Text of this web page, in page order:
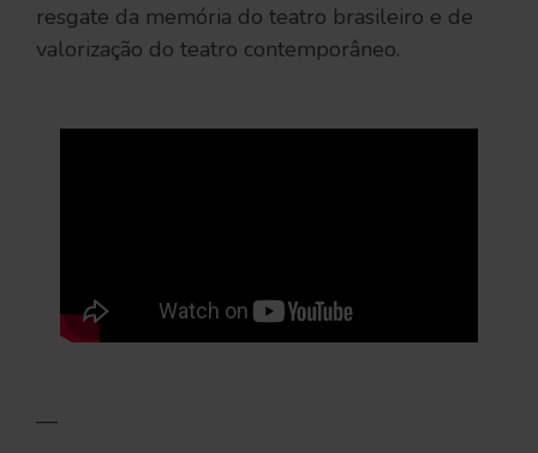
resgate da memória do teatro brasileiro e de
valorização do teatro contemporâneo.
—